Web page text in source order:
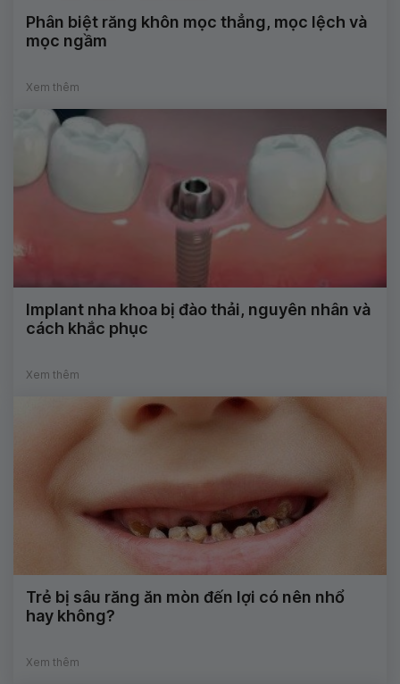
Phân biệt răng khôn mọc thẳng, mọc lệch và
mọc ngầm
Xem thêm
Implant nha khoa bị đào thải, nguyên nhân và
cách khắc phục
Xem thêm
Trẻ bị sâu răng ăn mòn đến lợi có nên nhổ
hay không?
Xem thêm